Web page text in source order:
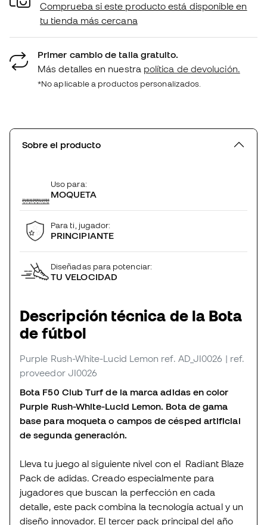
Comprueba si este producto está disponible en
tu tienda más cercana
Primer cambio de talla gratuito.
Más detalles en nuestra política de devolución.
*No aplicable a productos personalizados.
Sobre el producto
Uso para:
MOQUETA
Para ti, jugador:
PRINCIPIANTE
Diseñadas para potenciar:
TU VELOCIDAD
Descripción técnica de la Bota
de fútbol
Purple Rush-White-Lucid Lemon ref. AD_JI0026 | ref.
proveedor JI0026
Bota F50 Club Turf de la marca adidas en color
Purple Rush-White-Lucid Lemon. Bota de gama
base para moqueta o campos de césped artificial
de segunda generación.
Lleva tu juego al siguiente nivel con el Radiant Blaze
Pack de adidas. Creado especialmente para
jugadores que buscan la perfección en cada
detalle, este pack combina la tecnología actual y un
diseño innovador. El tercer pack principal del año